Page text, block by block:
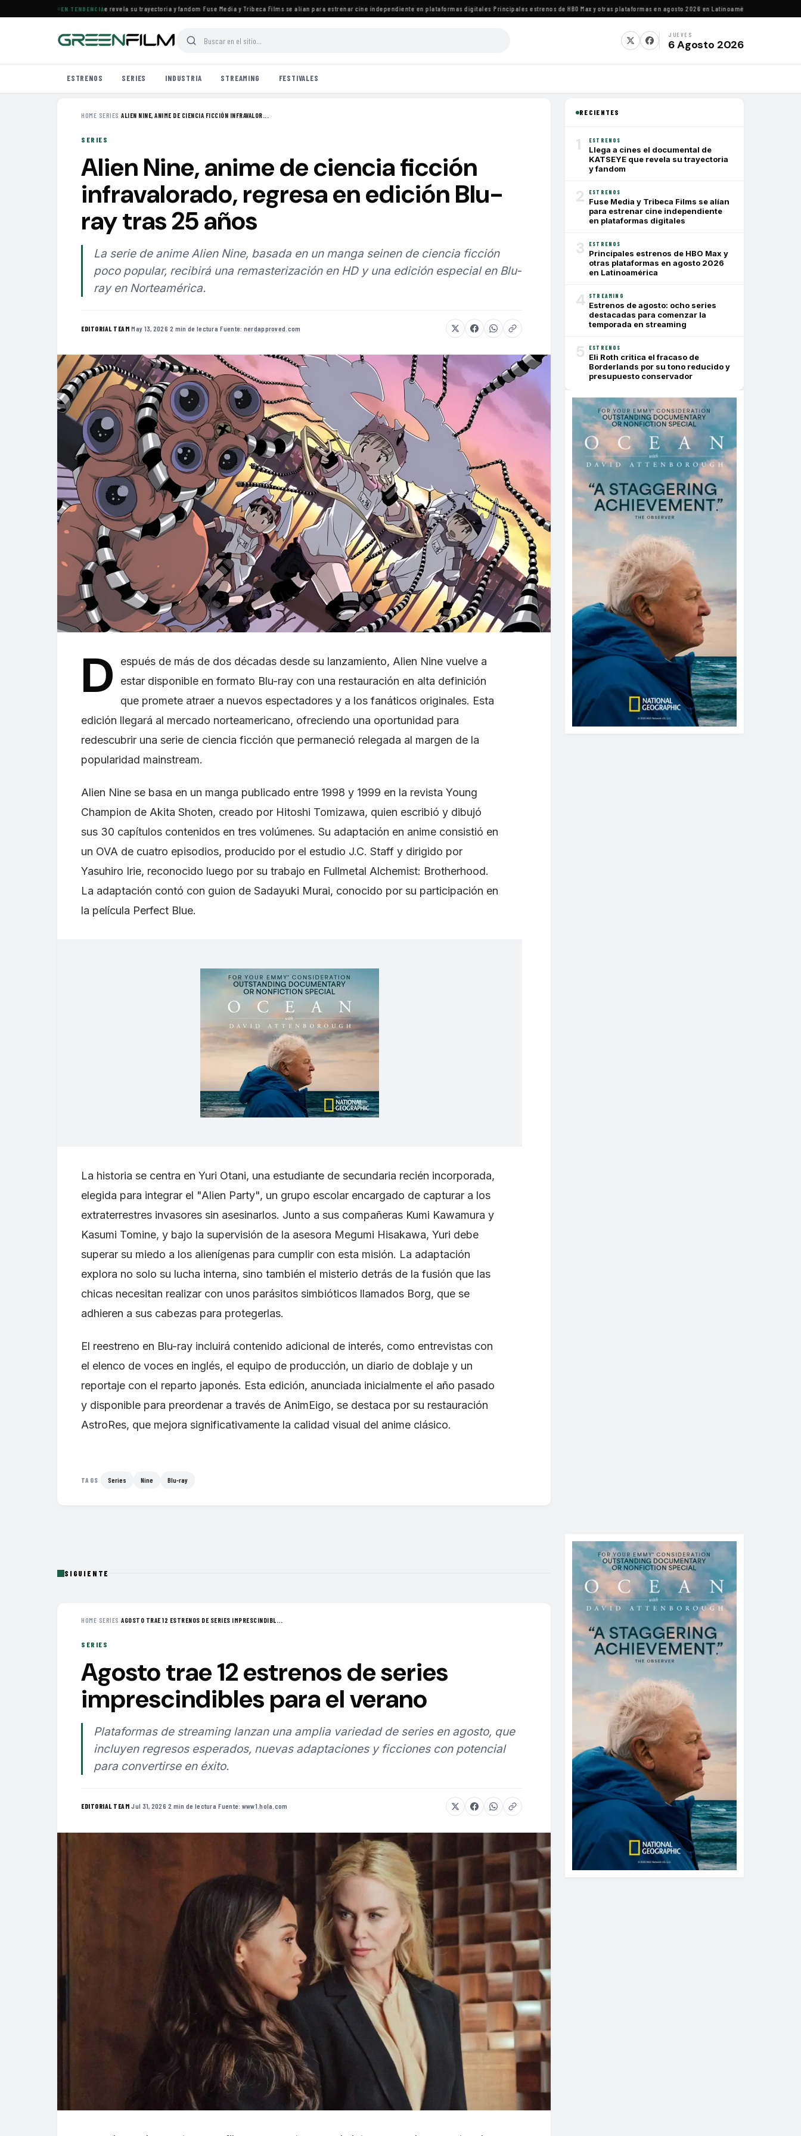
EN TENDENCIA
el documental de KATSEYE que revela su trayectoria y fandom·Fuse Media y Tribeca Films se alían para estrenar cine independiente en plataformas digitales·Principales estrenos de HBO Max y otras plataformas en agosto 2026 en Latinoamérica·
JUEVES
6 Agosto 2026
ESTRENOS SERIES INDUSTRIA STREAMING FESTIVALES
HOME› SERIES ›ALIEN NINE, ANIME DE CIENCIA FICCIÓN INFRAVALOR...
SERIES
Alien Nine, anime de ciencia ficción
infravalorado, regresa en edición Blu-
ray tras 25 años
La serie de anime Alien Nine, basada en un manga seinen de ciencia ficción
poco popular, recibirá una remasterización en HD y una edición especial en Blu-
ray en Norteamérica.
EDITORIAL TEAM·May 13, 2026·2 min de lectura·Fuente: nerdapproved.com
D
espués de más de dos décadas desde su lanzamiento, Alien Nine vuelve a
estar disponible en formato Blu-ray con una restauración en alta definición
que promete atraer a nuevos espectadores y a los fanáticos originales. Esta
edición llegará al mercado norteamericano, ofreciendo una oportunidad para
redescubrir una serie de ciencia ficción que permaneció relegada al margen de la
popularidad mainstream.
Alien Nine se basa en un manga publicado entre 1998 y 1999 en la revista Young
Champion de Akita Shoten, creado por Hitoshi Tomizawa, quien escribió y dibujó
sus 30 capítulos contenidos en tres volúmenes. Su adaptación en anime consistió en
un OVA de cuatro episodios, producido por el estudio J.C. Staff y dirigido por
Yasuhiro Irie, reconocido luego por su trabajo en Fullmetal Alchemist: Brotherhood.
La adaptación contó con guion de Sadayuki Murai, conocido por su participación en
la película Perfect Blue.
La historia se centra en Yuri Otani, una estudiante de secundaria recién incorporada,
elegida para integrar el "Alien Party", un grupo escolar encargado de capturar a los
extraterrestres invasores sin asesinarlos. Junto a sus compañeras Kumi Kawamura y
Kasumi Tomine, y bajo la supervisión de la asesora Megumi Hisakawa, Yuri debe
superar su miedo a los alienígenas para cumplir con esta misión. La adaptación
explora no solo su lucha interna, sino también el misterio detrás de la fusión que las
chicas necesitan realizar con unos parásitos simbióticos llamados Borg, que se
adhieren a sus cabezas para protegerlas.
El reestreno en Blu-ray incluirá contenido adicional de interés, como entrevistas con
el elenco de voces en inglés, el equipo de producción, un diario de doblaje y un
reportaje con el reparto japonés. Esta edición, anunciada inicialmente el año pasado
y disponible para preordenar a través de AnimEigo, se destaca por su restauración
AstroRes, que mejora significativamente la calidad visual del anime clásico.
TAGS Series Nine Blu-ray
RECIENTES
1 ESTRENOS
Llega a cines el documental de
KATSEYE que revela su trayectoria
y fandom
2 ESTRENOS
Fuse Media y Tribeca Films se alían
para estrenar cine independiente
en plataformas digitales
3 ESTRENOS
Principales estrenos de HBO Max y
otras plataformas en agosto 2026
en Latinoamérica
4 STREAMING
Estrenos de agosto: ocho series
destacadas para comenzar la
temporada en streaming
5 ESTRENOS
Eli Roth critica el fracaso de
Borderlands por su tono reducido y
presupuesto conservador
SIGUIENTE
HOME› SERIES ›AGOSTO TRAE 12 ESTRENOS DE SERIES IMPRESCINDIBL...
SERIES
Agosto trae 12 estrenos de series
imprescindibles para el verano
Plataformas de streaming lanzan una amplia variedad de series en agosto, que
incluyen regresos esperados, nuevas adaptaciones y ficciones con potencial
para convertirse en éxito.
EDITORIAL TEAM·Jul 31, 2026·2 min de lectura·Fuente: www1.hola.com